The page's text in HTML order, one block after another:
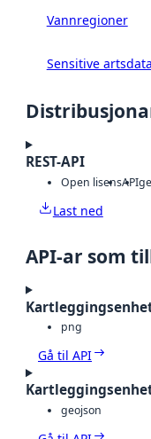
Vannregioner
Sensitive artsdata
REST-API
Open lisensAPI
Last ned
API-ar som
png
Gå til API
geojson